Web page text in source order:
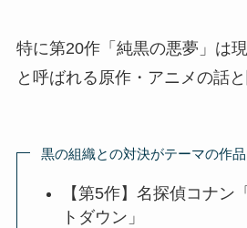
特に第20作「純黒の悪夢」は
と呼ばれる原作・アニメの話
黒の組織との対決がテーマの作品
【第5作】名探偵コナン
トダウン」